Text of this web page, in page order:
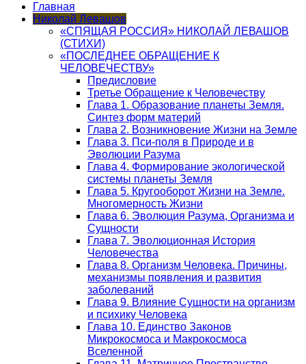
Главная
Николай Левашов
«СПЯЩАЯ РОССИЯ» НИКОЛАЙ ЛЕВАШОВ
(СТИХИ)
«ПОСЛЕДНЕЕ ОБРАЩЕНИЕ К
ЧЕЛОВЕЧЕСТВУ»
Предисловие
Третье Обращение к Человечеству
Глава 1. Образование планеты Земля.
Синтез форм материй
Глава 2. Возникновение Жизни на Земле
Глава 3. Пси-поля в Природе и в
Эволюции Разума
Глава 4. Формирование экологической
системы планеты Земля
Глава 5. Кругооборот Жизни на Земле.
Многомерность Жизни
Глава 6. Эволюция Разума, Организма и
Сущности
Глава 7. Эволюционная История
Человечества
Глава 8. Организм Человека. Причины,
механизмы появления и развития
заболеваний
Глава 9. Влияние Сущности на организм
и психику Человека
Глава 10. Единство Законов
Микрокосмоса и Макрокосмоса
Вселенной